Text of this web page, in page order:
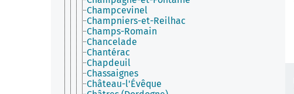
Champcevinel
Champniers-et-Reilhac
Champs-Romain
Chancelade
Chantérac
Chapdeuil
Chassaignes
Château-l'Évêque